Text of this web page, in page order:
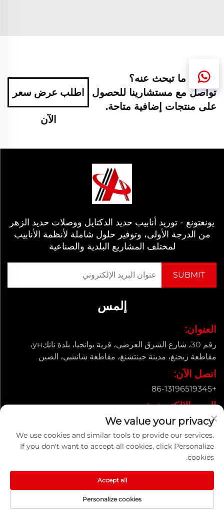
لم تجد ما تبحث عنه؟
تواصل مع مستشارينا للحصول
على منتجات إضافية متاحة.
اطلب عرض سعر
الآن
يونغتونغ - توريد أنابيب حديد الدكتايل ووصلات حديد الزهر
من الدرجة الأولى، وتوفير حلول شاملة لأنظمة الأنابيب
لمختلف المشاريع البلدية والصناعية
إلمس
العنوان:
رقم 30، شارع الشرق العرضي، قرية يوانجيا، بلدة نانكун،
مقاطعة زيجنغ، مدينة جينتشنغ، مقاطعة شانشي، الصين
اتصل الآن:
+86-13196519345
البريد الإلكتروني:
[email protected]
حقوق النسخ © شركة شانشي يونغتونغ لأنابيب الصب المحدودة. جميع
الحقوق محفوظة |سياسة الخصوصية
We value your privacy
We use cookies and similar tools to provide our services.
If you don't want to accept all cookies, click Personalize
cookies.
Personalize cookies
Accept all